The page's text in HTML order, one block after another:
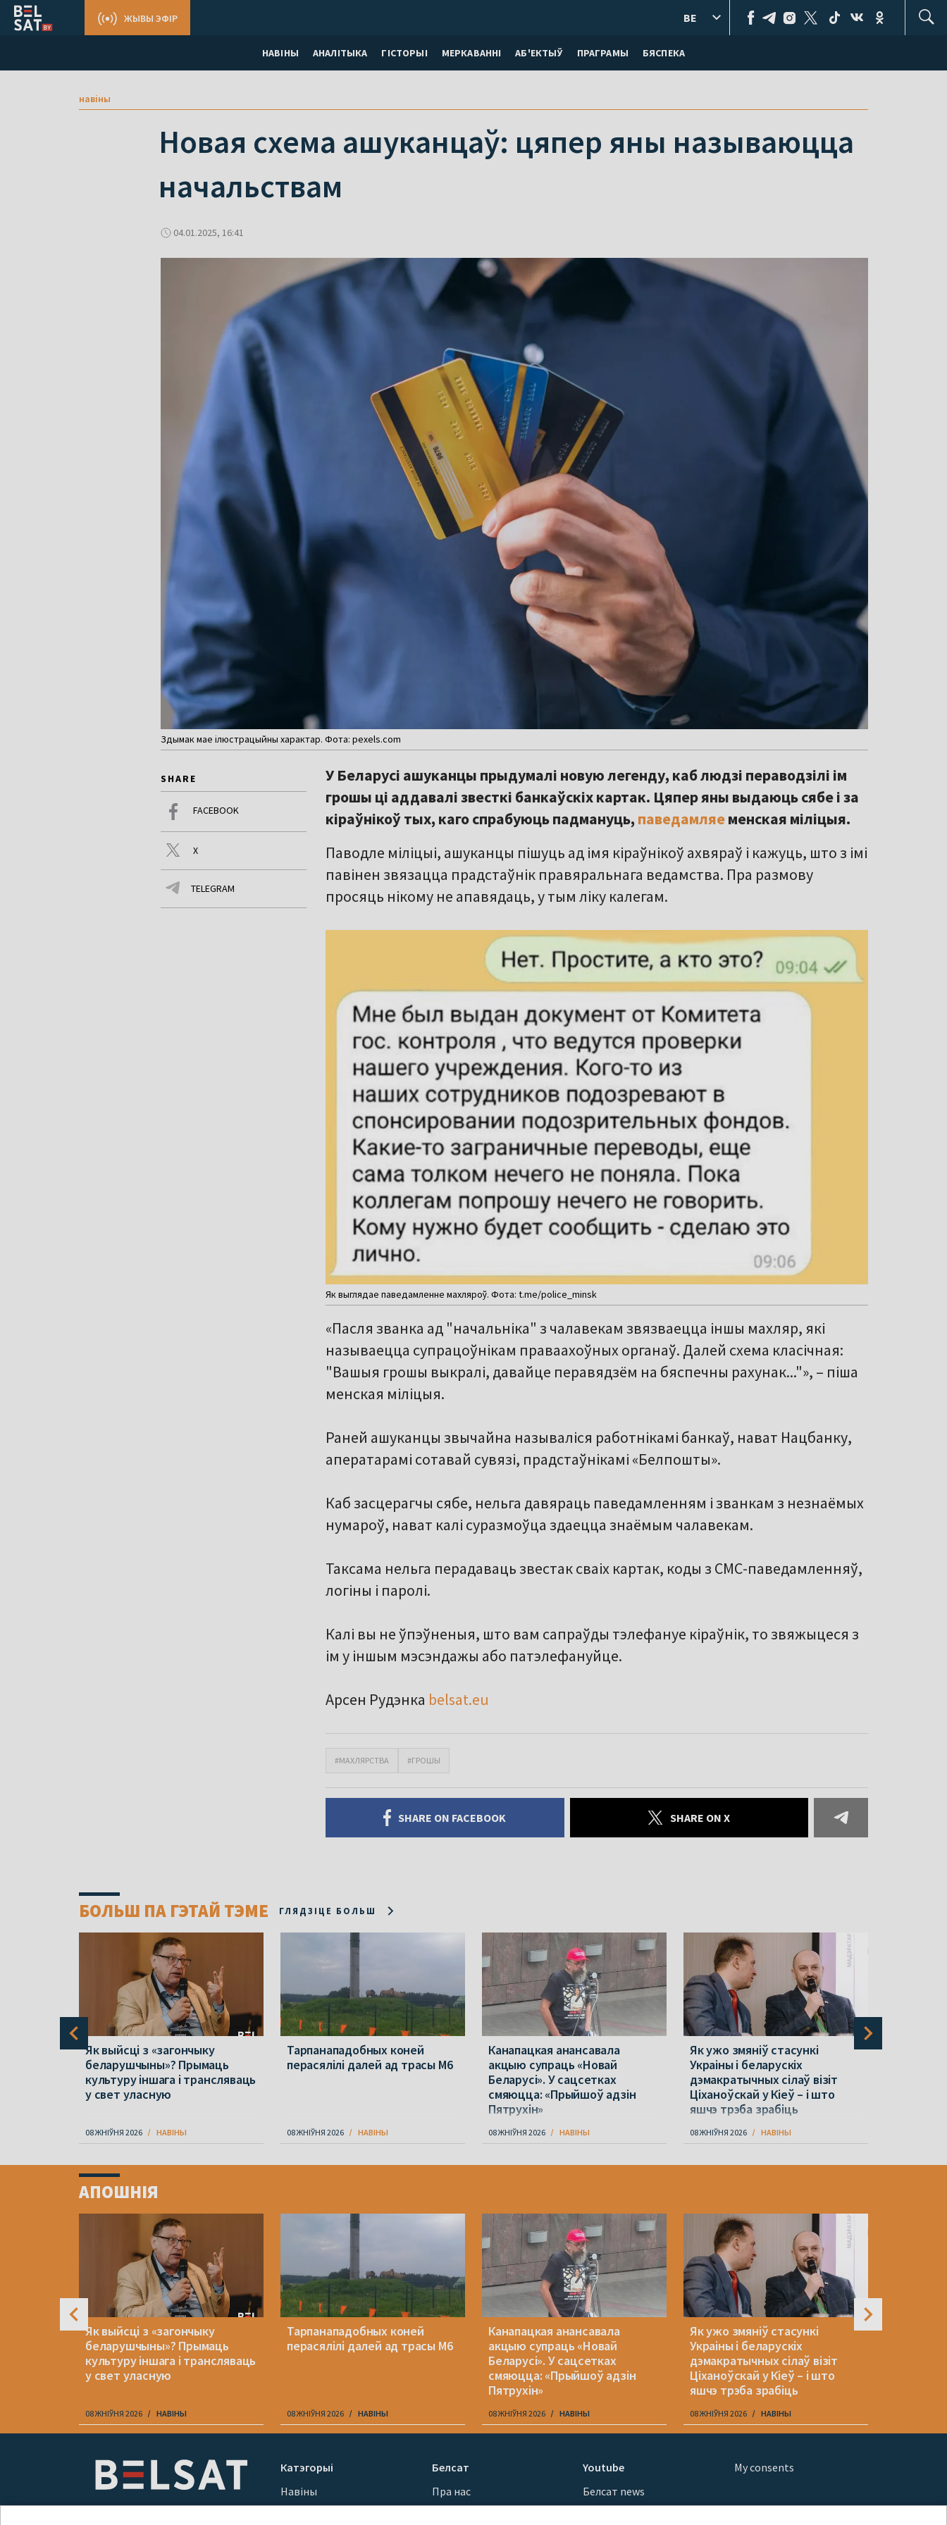
НАВІНЫ АНАЛІТЫКА ГІСТОРЫІ МЕРКАВАННI АБ'ЕКТЫЎ ПРАГРАМЫ БЯСПЕКА
ЖЫВЫ ЭФІР BE
навіны
Новая схема ашуканцаў: цяпер яны называюцца
начальствам
04.01.2025, 16:41
Здымак мае ілюстрацыйны характар. Фота: pexels.com
SHARE
FACEBOOK
X
TELEGRAM
У Беларусі ашуканцы прыдумалі новую легенду, каб людзі пераводзілі ім
грошы ці аддавалі звесткі банкаўскіх картак. Цяпер яны выдаюць сябе і за
кіраўнікоў тых, каго спрабуюць падмануць, паведамляеменская міліцыя.
Паводле міліцыі, ашуканцы пішуць ад імя кіраўнікоў ахвяраў і кажуць, што з імі
павінен звязацца прадстаўнік правяральнага ведамства. Пра размову
просяць нікому не апавядаць, у тым ліку калегам.
Як выглядае паведамленне махляроў. Фота: t.me/police_minsk
«Пасля званка ад "начальніка" з чалавекам звязваецца іншы махляр, які
называецца супрацоўнікам праваахоўных органаў. Далей схема класічная:
"Вашыя грошы выкралі, давайце перавядзём на бяспечны рахунак..."», – піша
менская міліцыя.
Раней ашуканцы звычайна называліся работнікамі банкаў, нават Нацбанку,
аператарамі сотавай сувязі, прадстаўнікамі «Белпошты».
Каб засцерагчы сябе, нельга давяраць паведамленням і званкам з незнаёмых
нумароў, нават калі суразмоўца здаецца знаёмым чалавекам.
Таксама нельга перадаваць звестак сваіх картак, коды з СМС-паведамленняў,
логіны і паролі.
Калі вы не ўпэўненыя, што вам сапраўды тэлефануе кіраўнік, то звяжыцеся з
ім у іншым мэсэндажы або патэлефануйце.
Арсен Рудэнка belsat.eu
#МАХЛЯРСТВА #ГРОШЫ
SHARE ON FACEBOOK SHARE ON X
БОЛЬШ ПА ГЭТАЙ ТЭМЕ ГЛЯДЗІЦЕ БОЛЬШ
Як выйсці з «загончыку
беларушчыны»? Прымаць
культуру іншага і трансляваць
у свет уласную
08 ЖНІЎНЯ 2026 НАВІНЫ
Тарпанападобных коней
перасялілі далей ад трасы М6
08 ЖНІЎНЯ 2026 НАВІНЫ
Канапацкая анансавала
акцыю супраць «Новай
Беларусі». У сацсетках
смяюцца: «Прыйшоў адзін
Пятрухін»
08 ЖНІЎНЯ 2026 НАВІНЫ
Як ужо змяніў стасункі
Украіны і беларускіх
дэмакратычных сілаў візіт
Ціханоўскай у Кіеў – і што
яшчэ трэба зрабіць
08 ЖНІЎНЯ 2026 НАВІНЫ
ofАПОШНІЯ
Як выйсці з «загончыку
беларушчыны»? Прымаць
культуру іншага і трансляваць
у свет уласную
08 ЖНІЎНЯ 2026 НАВІНЫ
Тарпанападобных коней
перасялілі далей ад трасы М6
08 ЖНІЎНЯ 2026 НАВІНЫ
Канапацкая анансавала
акцыю супраць «Новай
Беларусі». У сацсетках
смяюцца: «Прыйшоў адзін
Пятрухін»
08 ЖНІЎНЯ 2026 НАВІНЫ
Як ужо змяніў стасункі
Украіны і беларускіх
дэмакратычных сілаў візіт
Ціханоўскай у Кіеў – і што
яшчэ трэба зрабіць
08 ЖНІЎНЯ 2026 НАВІНЫ
Катэгорыі
Навіны
Вайна
Белсат
Пра нас
Кантакты
Youtube
Белсат news
Белсат Shorts
My consents